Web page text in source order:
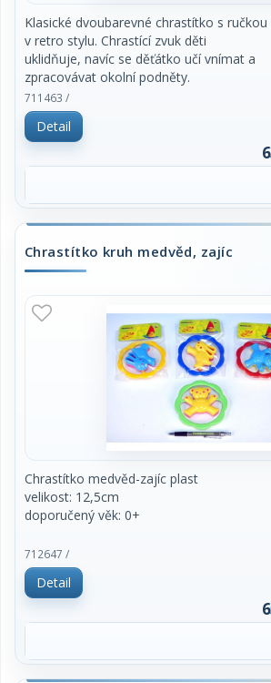
Klasické dvoubarevné chrastítko s ručkou
v retro stylu. Chrastící zvuk děti
uklidňuje, navíc se děťátko učí vnímat a
zpracovávat okolní podněty.
Průměr 5 cm.
Vhodné od narození.
711463 /
Detail
Chrastítko kruh medvěd, zajíc
Chrastítko medvěd-zajíc plast
velikost: 12,5cm
doporučený věk: 0+
mix barev a druhů
cena za 1ks
712647 /
Detail